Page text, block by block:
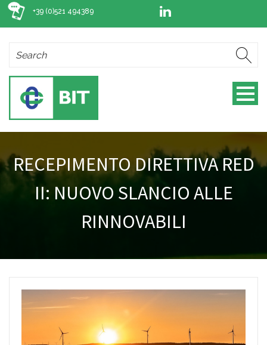
+39 (0)521 494389
RECEPIMENTO DIRETTIVA RED
II: NUOVO SLANCIO ALLE
RINNOVABILI